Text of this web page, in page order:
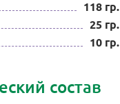
118 гр.
25 гр.
10 гр.
состав